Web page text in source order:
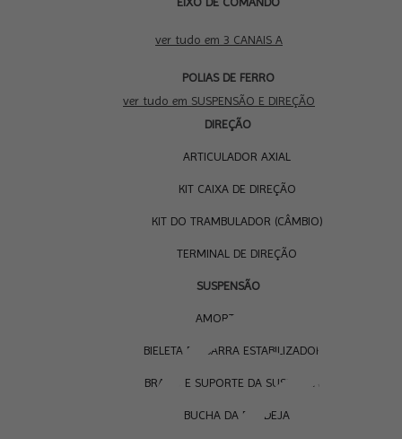
ver tudo em 3 CANAIS A
POLIAS DE FERRO
ver tudo em SUSPENSÃO E DIREÇÃO
DIREÇÃO
ARTICULADOR AXIAL
KIT CAIXA DE DIREÇÃO
KIT DO TRAMBULADOR (CÂMBIO)
TERMINAL DE DIREÇÃO
SUSPENSÃO
AMORTECEDOR
BIELETA DA BARRA ESTABILIZADORA
BRAÇO E SUPORTE DA SUSPENSÃO
BUCHA DA BANDEJA